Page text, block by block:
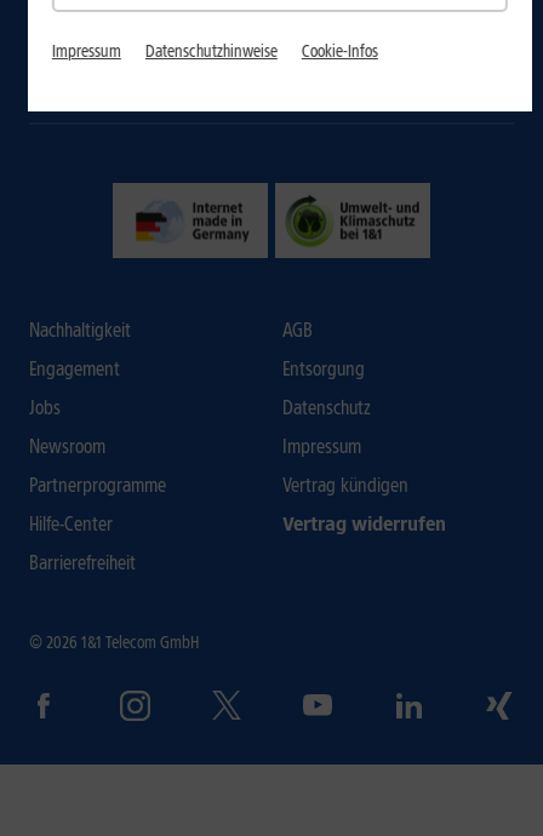
Kunde wirbt Kunde
Nachhaltigkeit
Engagement
Jobs
Newsroom
Partnerprogramme
Hilfe-Center
Barrierefreiheit
AGB
Entsorgung
Datenschutz
Impressum
Vertrag kündigen
Vertrag widerrufen
© 2026 1&1 Telecom GmbH
Impressum Datenschutzhinweise Cookie-Infos